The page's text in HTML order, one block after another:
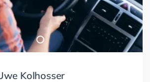
Kolhosser